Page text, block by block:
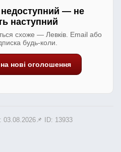
— не
наступний
схоже — Левків. Email або
будь-коли.
нові оголошення
03.08.2026📌 ID: 13933